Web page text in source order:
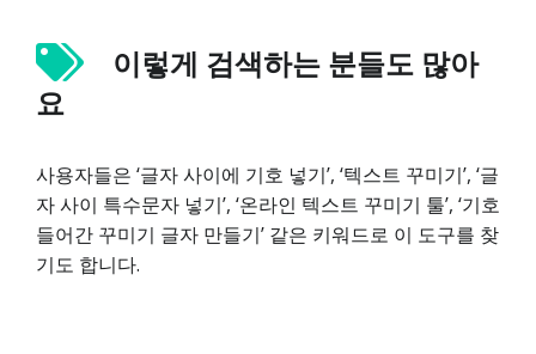
이렇게 검색하는 분들도 많아
요
사용자들은 ‘글자 사이에 기호 넣기’, ‘텍스트 꾸미기’, ‘글
자 사이 특수문자 넣기’, ‘온라인 텍스트 꾸미기 툴’, ‘기호
들어간 꾸미기 글자 만들기’ 같은 키워드로 이 도구를 찾
기도 합니다.